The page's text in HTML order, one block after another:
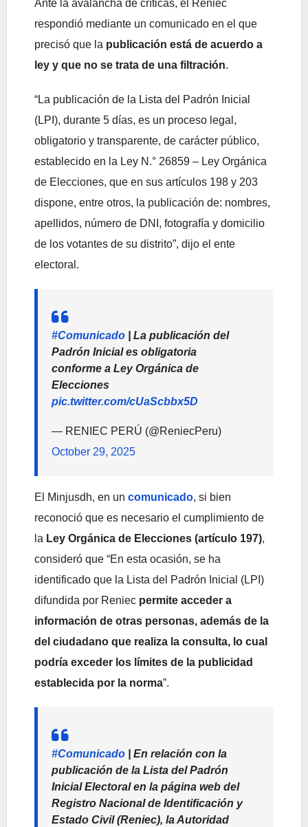
Ante la avalancha de críticas, el Reniec
respondió mediante un comunicado en el que
precisó que la publicación está de acuerdo a
ley y que no se trata de una filtración.
“La publicación de la Lista del Padrón Inicial
(LPI), durante 5 días, es un proceso legal,
obligatorio y transparente, de carácter público,
establecido en la Ley N.° 26859 – Ley Orgánica
de Elecciones, que en sus artículos 198 y 203
dispone, entre otros, la publicación de: nombres,
apellidos, número de DNI, fotografía y domicilio
de los votantes de su distrito”, dijo el ente
electoral.
#Comunicado | La publicación del
Padrón Inicial es obligatoria
conforme a Ley Orgánica de
Elecciones
pic.twitter.com/cUaScbbx5D
— RENIEC PERÚ (@ReniecPeru)
October 29, 2025
El Minjusdh, en un comunicado, si bien
reconoció que es necesario el cumplimiento de
la Ley Orgánica de Elecciones (artículo 197),
consideró que “En esta ocasión, se ha
identificado que la Lista del Padrón Inicial (LPI)
difundida por Reniec permite acceder a
información de otras personas, además de la
del ciudadano que realiza la consulta, lo cual
podría exceder los límites de la publicidad
establecida por la norma”.
#Comunicado | En relación con la
publicación de la Lista del Padrón
Inicial Electoral en la página web del
Registro Nacional de Identificación y
Estado Civil (Reniec), la Autoridad